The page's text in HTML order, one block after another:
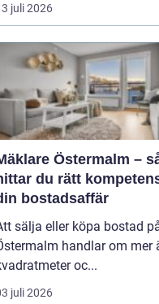
juli 2026
Östermalm –
du rätt
bostadsaffär
sälja eller köpa bostad
handlar om mer
oc...
juli 2026